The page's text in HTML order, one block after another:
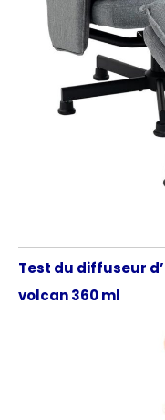
Test du diffuseur
volcan 360 ml